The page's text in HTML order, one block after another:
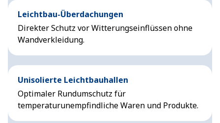
Leichtbau-Überdachungen
Direkter Schutz vor Witterungseinflüssen ohne
Wandverkleidung.
Unisolierte Leichtbauhallen
Optimaler Rundumschutz für
temperaturunempfindliche Waren und Produkte.